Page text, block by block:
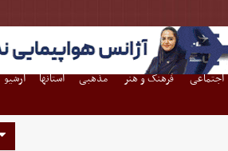
اجتماعی فرهنگ و هنر مذهبی استانها آرشیو